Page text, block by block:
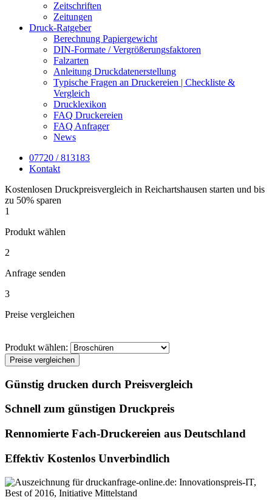
Zeitschriften
Zeitungen
Druck-Ratgeber
Berechnung Papiergewicht
DIN-Formate / Vergrößerungsfaktoren
Falzarten
Anleitung Druckdatenerstellung
Typische Fragen an Druckereien | Checkliste &
Vergleich
Drucklexikon
FAQ Druckereien
FAQ Anfrager
News
07720 / 813183
Kontakt
Kostenlosen Druckpreisvergleich in Reichartshausen starten und bis
zu 50% sparen
1
Produkt wählen
2
Anfrage senden
3
Preise vergleichen
Produkt wählen:
Preise vergleichen
Günstig drucken durch Preisvergleich
Schnell zum günstigen Druckpreis
Rennomierte Fach-Druckereien aus Deutschland
Effektiv Kostenlos Unverbindlich